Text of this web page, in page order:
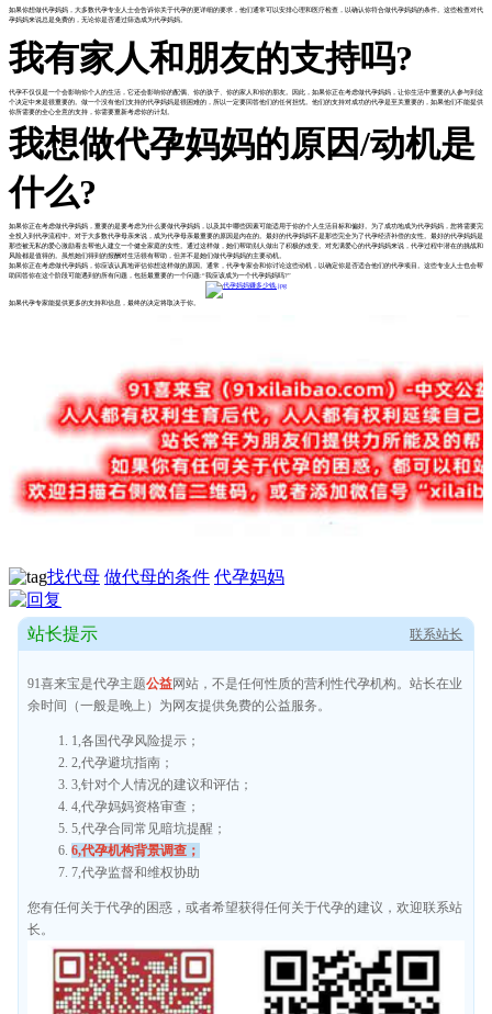
如果你想做代孕妈妈，大多数代孕专业人士会告诉你关于代孕的更详细的要求，他们通常可以安排心理和医疗检查，以确认你符合做代孕妈妈的条件。这些检查对代
孕妈妈来说总是免费的，无论你是否通过筛选成为代孕妈妈。
我有家人和朋友的支持吗?
代孕不仅仅是一个会影响你个人的生活，它还会影响你的配偶、你的孩子、你的家人和你的朋友。因此，如果你正在考虑做代孕妈妈，让你生活中重要的人参与到这
个决定中来是很重要的。做一个没有他们支持的代孕妈妈是很困难的，所以一定要回答他们的任何担忧。他们的支持对成功的代孕是至关重要的，如果他们不能提供
你所需要的全心全意的支持，你需要重新考虑你的计划。
我想做代孕妈妈的原因/动机是
什么?
如果你正在考虑做代孕妈妈，重要的是要考虑为什么要做代孕妈妈，以及其中哪些因素可能适用于你的个人生活目标和偏好。为了成功地成为代孕妈妈，您将需要完
全投入到代孕流程中。对于大多数代孕母亲来说，成为代孕母亲最重要的原因是内在的。最好的代孕妈妈不是那些完全为了代孕经济补偿的女性。最好的代孕妈妈是
那些被无私的爱心激励着去帮他人建立一个健全家庭的女性。通过这样做，她们帮助别人做出了积极的改变。对充满爱心的代孕妈妈来说，代孕过程中潜在的挑战和
风险都是值得的。虽然她们得到的报酬对生活很有帮助，但并不是她们做代孕妈妈的主要动机。
如果你正在考虑做代孕妈妈，你应该认真地评估你想这样做的原因。通常，代孕专家会和你讨论这些动机，以确定你是否适合他们的代孕项目。这些专业人士也会帮
助回答你在这个阶段可能遇到的所有问题，包括最重要的一个问题:“我应该成为一个代孕妈妈吗?”
如果代孕专家能提供更多的支持和信息，最终的决定将取决于你。
找代母 做代母的条件 代孕妈妈
站长提示
91喜来宝是代孕主题公益网站，不是任何性质的营利性代孕机构。站长在业
余时间（一般是晚上）为网友提供免费的公益服务。
1,各国代孕风险提示；
2,代孕避坑指南；
3,针对个人情况的建议和评估；
4,代孕妈妈资格审查；
5,代孕合同常见暗坑提醒；
6,代孕机构背景调查；
7,代孕监督和维权协助
您有任何关于代孕的困惑，或者希望获得任何关于代孕的建议，欢迎联系站
长。
联系站长